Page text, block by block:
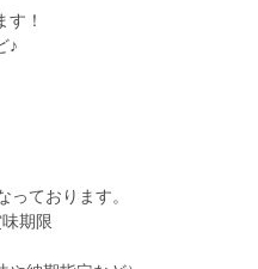
！
♪
っております。
期限